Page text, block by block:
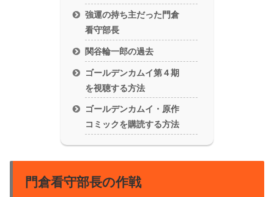
強運の持ち主だった門倉
看守部長
関谷輪一郎の過去
ゴールデンカムイ第４期
を視聴する方法
ゴールデンカムイ・原作
コミックを購読する方法
門倉看守部長の作戦